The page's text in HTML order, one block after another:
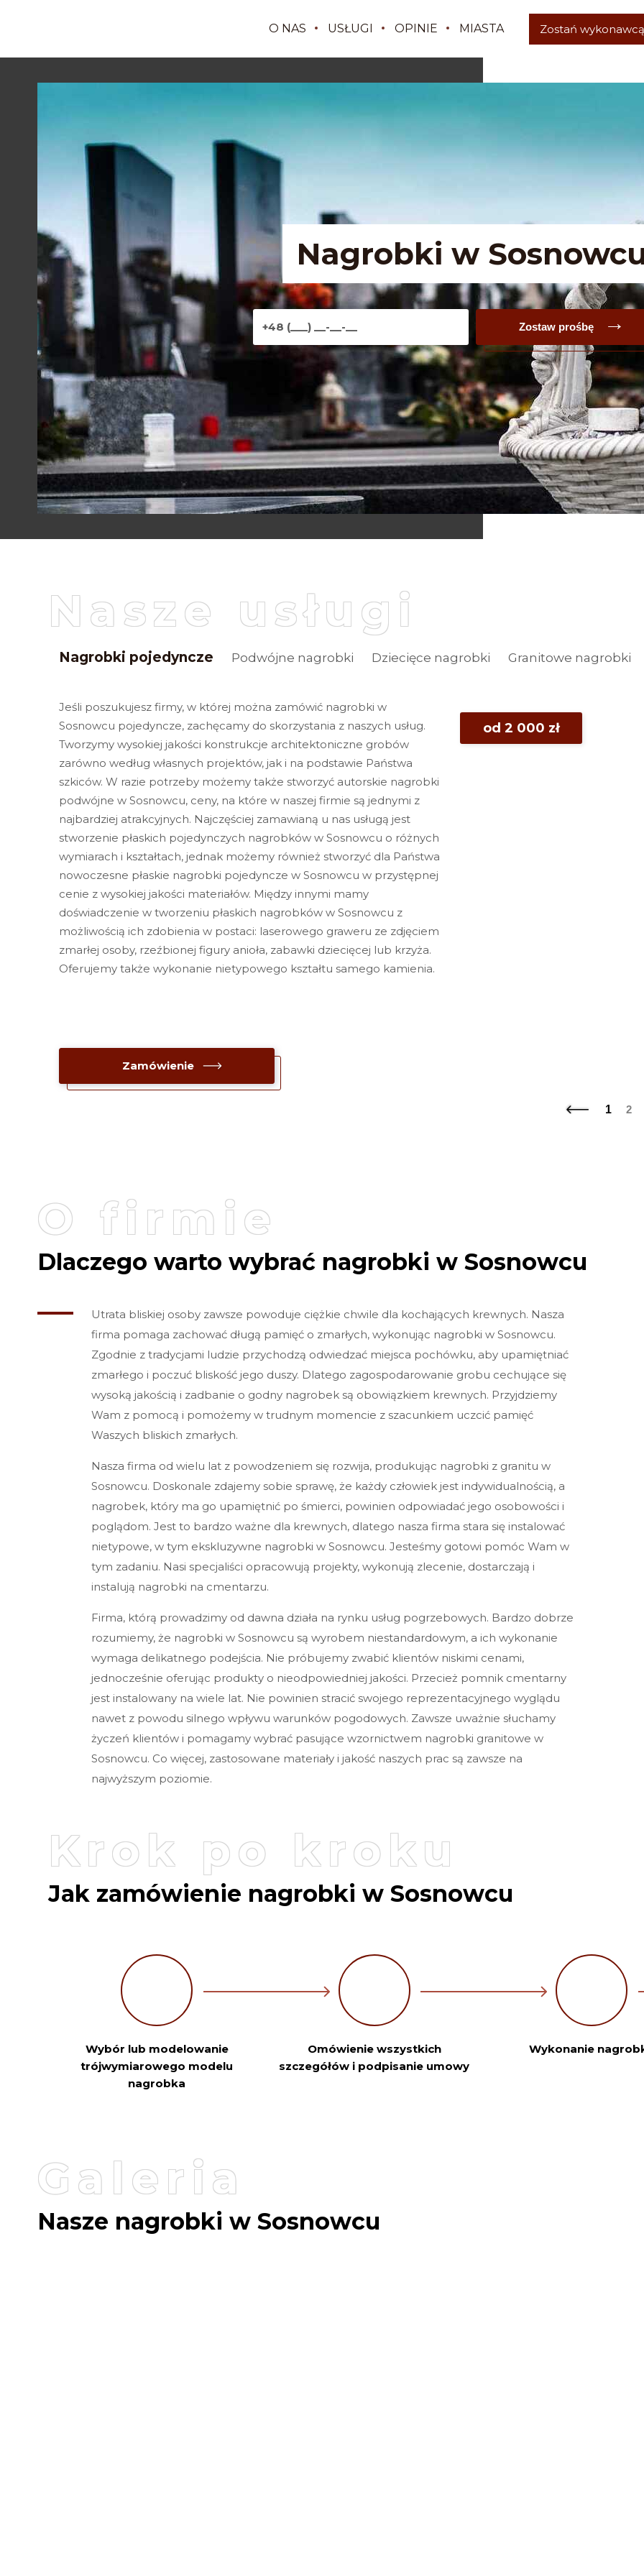
O NAS USŁUGI OPINIE MIASTA Zostań wykonawcą
Nagrobki w
Zostaw prośbę
Nasze usługi
Nagrobki pojedyncze Podwójne nagrobki Dziecięce nagrobki Granitowe nagrobki
Jeśli poszukujesz firmy, w której można zamówić nagrobki w
Sosnowcu pojedyncze, zachęcamy do skorzystania z naszych usług.
Tworzymy wysokiej jakości konstrukcje architektoniczne grobów
zarówno według własnych projektów, jak i na podstawie Państwa
szkiców. W razie potrzeby możemy także stworzyć autorskie nagrobki
podwójne w Sosnowcu, ceny, na które w naszej firmie są jednymi z
najbardziej atrakcyjnych. Najczęściej zamawianą u nas usługą jest
stworzenie płaskich pojedynczych nagrobków w Sosnowcu o różnych
wymiarach i kształtach, jednak możemy również stworzyć dla Państwa
nowoczesne płaskie nagrobki pojedyncze w Sosnowcu w przystępnej
cenie z wysokiej jakości materiałów. Między innymi mamy
doświadczenie w tworzeniu płaskich nagrobków w Sosnowcu z
możliwością ich zdobienia w postaci: laserowego graweru ze zdjęciem
zmarłej osoby, rzeźbionej figury anioła, zabawki dziecięcej lub krzyża.
Oferujemy także wykonanie nietypowego kształtu samego kamienia.
Zamówienie
od 2 000 zł
1 2
O firmie
Dlaczego warto wybrać nagrobki w Sosnowcu
Utrata bliskiej osoby zawsze powoduje ciężkie chwile dla kochających krewnych. Nasza
firma pomaga zachować długą pamięć o zmarłych, wykonując nagrobki w Sosnowcu.
Zgodnie z tradycjami ludzie przychodzą odwiedzać miejsca pochówku, aby upamiętniać
zmarłego i poczuć bliskość jego duszy. Dlatego zagospodarowanie grobu cechujące się
wysoką jakością i zadbanie o godny nagrobek są obowiązkiem krewnych. Przyjdziemy
Wam z pomocą i pomożemy w trudnym momencie z szacunkiem uczcić pamięć
Waszych bliskich zmarłych.
Nasza firma od wielu lat z powodzeniem się rozwija, produkując nagrobki z granitu w
Sosnowcu. Doskonale zdajemy sobie sprawę, że każdy człowiek jest indywidualnością, a
nagrobek, który ma go upamiętnić po śmierci, powinien odpowiadać jego osobowości i
poglądom. Jest to bardzo ważne dla krewnych, dlatego nasza firma stara się instalować
nietypowe, w tym ekskluzywne nagrobki w Sosnowcu. Jesteśmy gotowi pomóc Wam w
tym zadaniu. Nasi specjaliści opracowują projekty, wykonują zlecenie, dostarczają i
instalują nagrobki na cmentarzu.
Firma, którą prowadzimy od dawna działa na rynku usług pogrzebowych. Bardzo dobrze
rozumiemy, że nagrobki w Sosnowcu są wyrobem niestandardowym, a ich wykonanie
wymaga delikatnego podejścia. Nie próbujemy zwabić klientów niskimi cenami,
jednocześnie oferując produkty o nieodpowiedniej jakości. Przecież pomnik cmentarny
jest instalowany na wiele lat. Nie powinien stracić swojego reprezentacyjnego wyglądu
nawet z powodu silnego wpływu warunków pogodowych. Zawsze uważnie słuchamy
życzeń klientów i pomagamy wybrać pasujące wzornictwem nagrobki granitowe w
Sosnowcu. Co więcej, zastosowane materiały i jakość naszych prac są zawsze na
najwyższym poziomie.
Krok po kroku
Jak zamówienie nagrobki w Sosnowcu
Wybór lub modelowanie
trójwymiarowego modelu
nagrobka
Omówienie wszystkich
szczegółów i podpisanie umowy
Wykonanie
Galeria
Nasze nagrobki w Sosnowcu
Twoje imię:
Telefon:
Twoje miasto
Sprawdź szczegóły zamówienia
Klikając przycisk „Prześlij”, akceptuję ogólne warunki. Rozumiem, że moje
dane osobowe będą wykorzystywane zgodnie z polityką prywatności,